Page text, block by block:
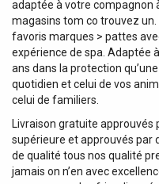
adaptée à votre compagnon
magasins tom co trouvez un.
favoris marques > pattes
expérience de spa. Adaptée
ans dans la protection
quotidien et celui de vos
celui de familiers.
Livraison gratuite
supérieure et approuvés par
de qualité tous nos qualité
jamais on n’en avec